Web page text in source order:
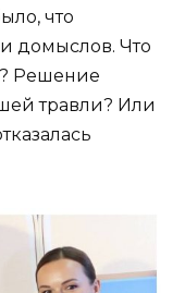
что
домыслов. Что
Решение
травли? Или